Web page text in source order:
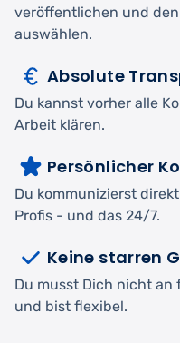
veröffentlichen und
auswählen.
Absolute
Du kannst vorher alle
Arbeit klären.
Persönlicher
Du kommunizierst
Profis - und das 24/7.
Keine starren
Du musst Dich nicht an
und bist flexibel.